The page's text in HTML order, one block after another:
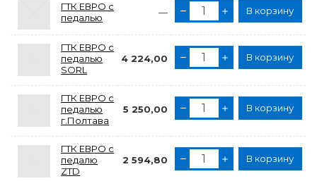
ГТК ЕВРО с
педалью
— В корзину
ГТК ЕВРО с
педалью
SORL
4 224,00 В корзину
ГТК ЕВРО с
педалью
г.Полтава
5 250,00 В корзину
ГТК ЕВРО с
педалю
ZTD
2 594,80 В корзину